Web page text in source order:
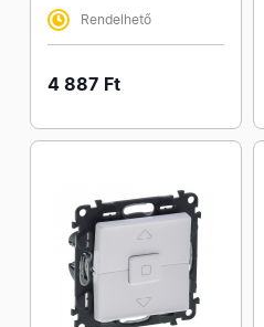
Rendelhető
4 887 Ft